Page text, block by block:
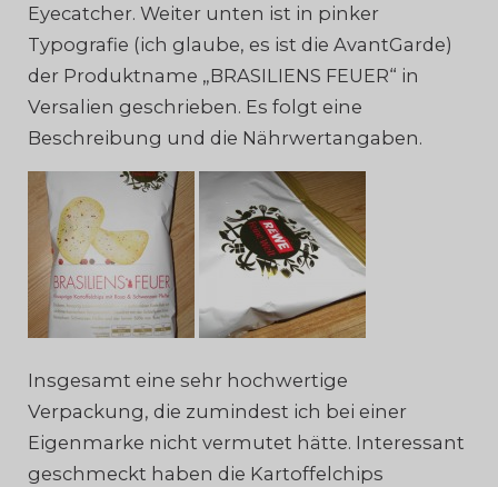
Eyecatcher. Weiter unten ist in pinker
Typografie (ich glaube, es ist die AvantGarde)
der Produktname „BRASILIENS FEUER“ in
Versalien geschrieben. Es folgt eine
Beschreibung und die Nährwertangaben.
Insgesamt eine sehr hochwertige
Verpackung, die zumindest ich bei einer
Eigenmarke nicht vermutet hätte. Interessant
geschmeckt haben die Kartoffelchips